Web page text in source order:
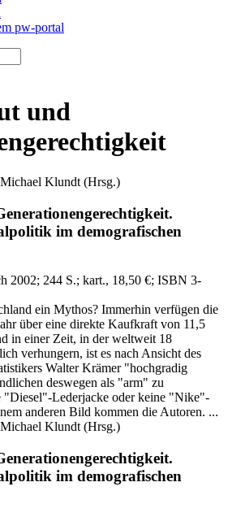
pw-portal
und
Klundt (Hrsg.)
im demografischen
2002; 244 S.; kart., 18,50 €; ISBN 3-
ein Mythos? Immerhin verfügen die
über eine direkte Kaufkraft von 11,5
in einer Zeit, in der weltweit 18
verhungern, ist es nach Ansicht des
Walter Krämer "hochgradig
deswegen als "arm" zu
"Diesel"-Lederjacke oder keine "Nike"-
anderen Bild kommen die Autoren. ...
Klundt (Hrsg.)
im demografischen